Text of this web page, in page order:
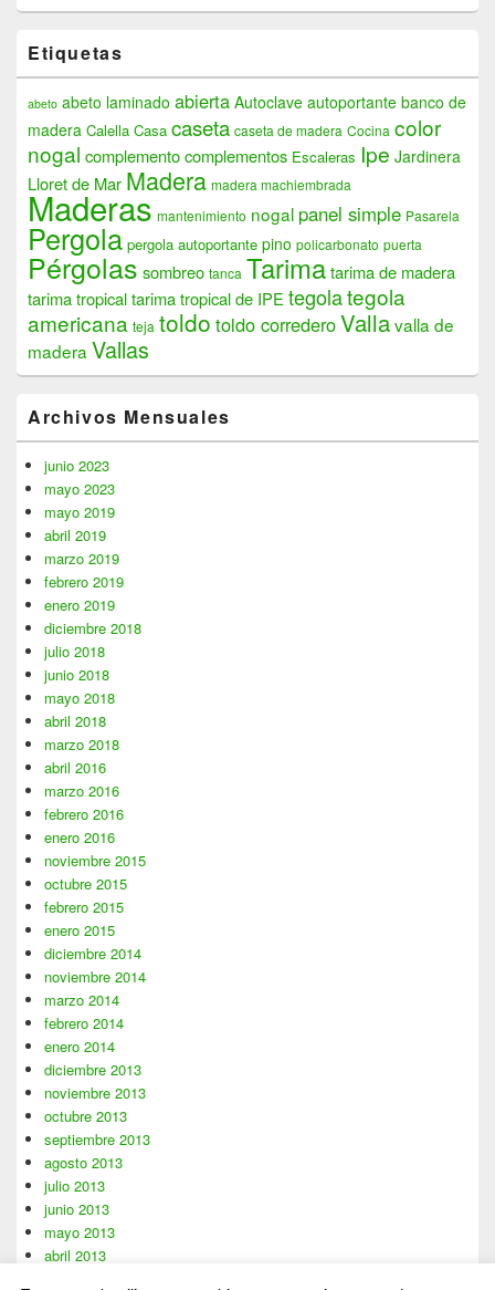
Etiquetas
abeto abeto laminado abierta Autoclave autoportante banco de
madera Calella Casa caseta caseta de madera Cocina color
nogal complementocomplementos Escaleras Ipe Jardinera
Lloret de Mar Madera madera machiembrada
Maderas mantenimiento nogal panel simple Pasarela
Pergola pergola autoportante pino policarbonato puerta
Pérgolas sombreo tanca Tarimatarima de madera
tarima tropicaltarima tropical de IPE tegolategola
americana teja toldo toldo correderoVallavalla de
madera Vallas
Archivos Mensuales
junio 2023
mayo 2023
mayo 2019
abril 2019
marzo 2019
febrero 2019
enero 2019
diciembre 2018
julio 2018
junio 2018
mayo 2018
abril 2018
marzo 2018
abril 2016
marzo 2016
febrero 2016
enero 2016
noviembre 2015
octubre 2015
febrero 2015
enero 2015
diciembre 2014
noviembre 2014
marzo 2014
febrero 2014
enero 2014
diciembre 2013
noviembre 2013
octubre 2013
septiembre 2013
agosto 2013
julio 2013
junio 2013
mayo 2013
abril 2013